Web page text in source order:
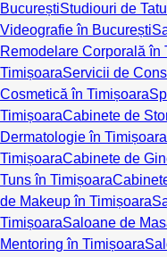
BucureștiStudiouri de
Videografie în București
Remodelare Corporală în
TimișoaraServicii de
Cosmetică în Timișoara
TimișoaraCabinete de
Dermatologie în Timișoara
TimișoaraCabinete de
Tuns în Timișoara
de Makeup în Timișoara
TimișoaraSaloane de
Mentoring în Timișoara